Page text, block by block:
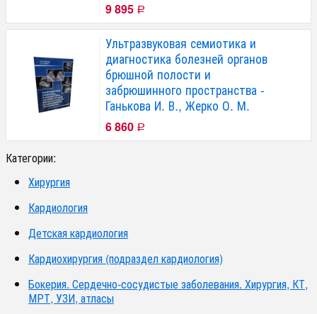
9 895 Р
Ультразвуковая семиотика и
диагностика болезней органов
брюшной полости и
забрюшинного пространства -
Ганькова И. В., Жерко О. М.
6 860 Р
Категории:
Хирургия
Кардиология
Детская кардиология
Кардиохирургия (подраздел кардиология)
Бокерия. Сердечно-сосудистые заболевания. Хирургия, КТ,
МРТ, УЗИ, атласы